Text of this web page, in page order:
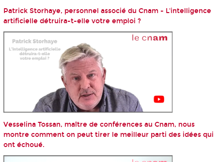
Patrick Storhaye, personnel associé du Cnam - L'intelligence
artificielle détruira-t-elle votre emploi ?
Vesselina Tossan, maître de conférences au Cnam, nous
montre comment on peut tirer le meilleur parti des idées qui
ont échoué.